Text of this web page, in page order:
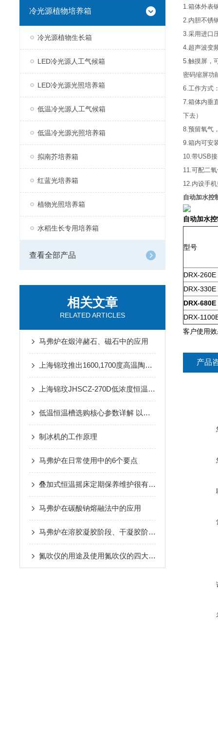
冷光源植物培养箱
冷光源植物生长箱
LED冷光源人工气候箱
LED冷光源光照培养箱
低温冷光源人工气候箱
低温冷光源光照培养箱
拟南芥培养箱
红蓝光培养箱
植物光照培养箱
水稻生长专用培养箱
查看全部产品
相关文章
RELATED ARTICLES
马弗炉在煅淬赭石、磁石中的应用
上海锦玟推出1600,1700度高温陶瓷马弗炉
上海锦玟JHSCZ-270D低浓度恒温恒湿称重系统
低温恒温槽选购核心参数详解 以上海锦玟仪器为例
制冰机的工作原理
马弗炉在日常使用中的6个要点
叠加式恒温摇床定期保养维护很有必要
马弗炉在碳酸钠熔融法中的应用
马弗炉在溶胶凝胶阶段、干凝胶阶段和热处理阶段中的应用
氮吹仪的用途及使用氮吹仪的四大优势
1.箱体外表
2.内胆不锈
3.采用进口
4.超声波变
5.触摸屏，
密码缩屏功
6.工作方式
7.箱体内垂
下去）
8.预留氧气
9.箱内可安
10.带USB
11.可配二
12.内设手
自动加水控
自动加水
型号
DRX-260E
DRX-330E
DRX-680E
DRX-
客户使用
产品